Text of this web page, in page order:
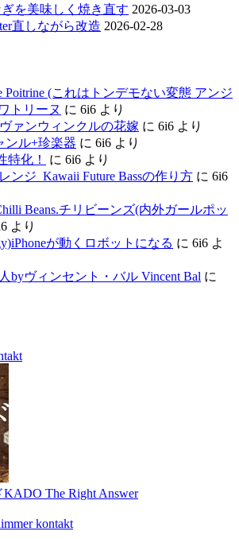
ぎを美味しく焼き直す 2026-03-03
直しながら改造 2026-02-28
Poitrine (これはトンデモない変態 アンジ
トリーヌ に 6i6 より
ァンウィンクルの花嫁 に 6i6 より
ンル+珍楽器 に 6i6 より
特化！
に 6i6 より
ンジ_Kawaii Future Bassの作り方 に 6i6
Beans.チリビーンズ(内外ガールポッ
より
が動くロボットになる に 6i6 よ
byヴィンセント・バル Vincent Bal に
The Right Answer
kontakt